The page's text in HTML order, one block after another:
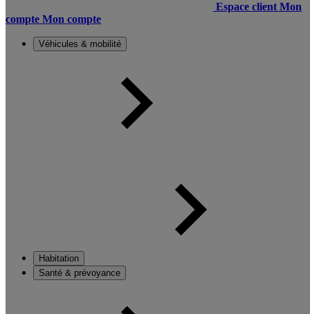
Espace client Mon
compte Mon compte
Véhicules & mobilité
Habitation
Santé & prévoyance